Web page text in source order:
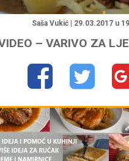
"
Saša Vukić | 29.03.2017 u
– VARIVO ZA